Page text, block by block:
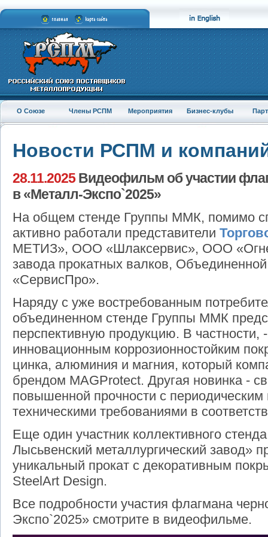
О Союзе Члены РСПМ Мероприятия Бизнес-клубы
Новости РСПМ и
28.11.2025Видеофильм об участии
в «Металл-Экспо`2025»
На общем стенде Группы ММК, помимо
активно работали представители
МЕТИЗ», ООО «Шлаксервис», ООО
завода прокатных валков,
«СервисПро».
Наряду с уже востребованным
объединенном стенде Группы ММК
перспективную продукцию. В частности,
инновационным коррозионностойким
цинка, алюминия и магния, который
брендом MAGProtect. Другая новинка -
повышенной прочности с
техническими требованиями в
Еще один участник коллективного
Лысьвенский металлургический завод»
уникальный прокат с декоративным
SteelArt Design.
Все подробности участия флагмана
Экспо`2025» смотрите в видеофильме.